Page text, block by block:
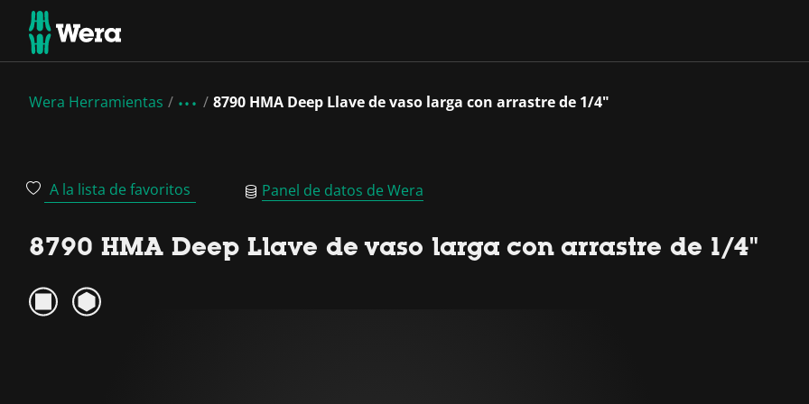
Wera Herramientas 8790 HMA Deep Llave de vaso larga con arrastre de 1/4"
A la lista de favoritos Panel de datos de Wera
8790 HMA Deep Llave de vaso larga con arrastre de 1/4"